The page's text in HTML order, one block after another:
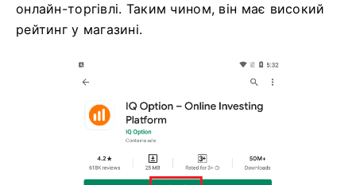
онлайн-торгівлі. Таким чином, він має високий
рейтинг у магазині.